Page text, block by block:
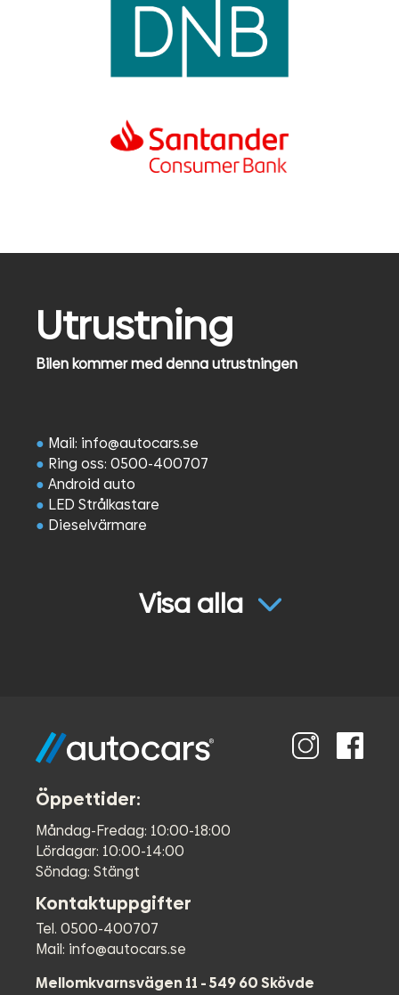
Utrustning
Bilen kommer med denna utrustningen
● Mail: info@autocars.se
● Ring oss: 0500-400707
● Android auto
● LED Strålkastare
● Dieselvärmare
Apple Carplay
Belysning i lastutrymmet
●Parkeringssensorer (bak)
●Parkeringssensorer fram
●Farthållare
●Dragkrok
●Euro 6
●Fjädring förstärkt fram och bak
●Färddator
●Full ståhöjd
●ABS-bromsar
●AC
●Airbag förare
Visa alla
Öppettider:
Måndag-Fredag: 10:00-18:00
Lördagar: 10:00-14:00
Söndag: Stängt
Kontaktuppgifter
Tel. 0500-400707
Mail: info@autocars.se
Mellomkvarnsvägen 11 - 549 60 Skövde